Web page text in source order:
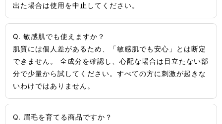
出た場合は使用を中止してください。
Q. 敏感肌でも使えますか？
肌質には個人差があるため、「敏感肌でも安心」とは断定
できません。 全成分を確認し、心配な場合は目立たない部
分で少量から試してください。すべての方に刺激が起きな
いわけではありません。
Q. 眉毛を育てる商品ですか？